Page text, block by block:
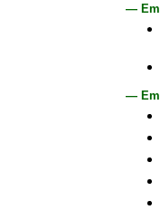
— Em
— Em